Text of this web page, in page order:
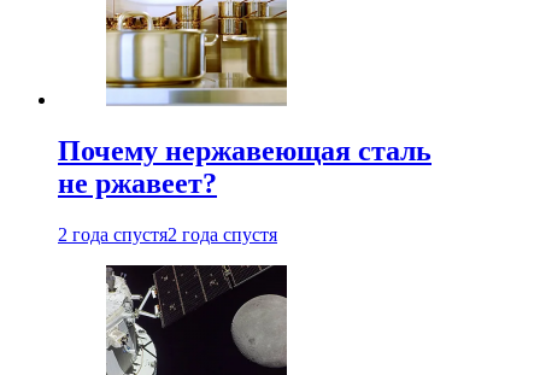
Почему нержавеющая сталь
не ржавеет?
2 года спустя2 года спустя